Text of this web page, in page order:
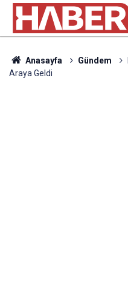
Anasayfa Gündem
Araya Geldi